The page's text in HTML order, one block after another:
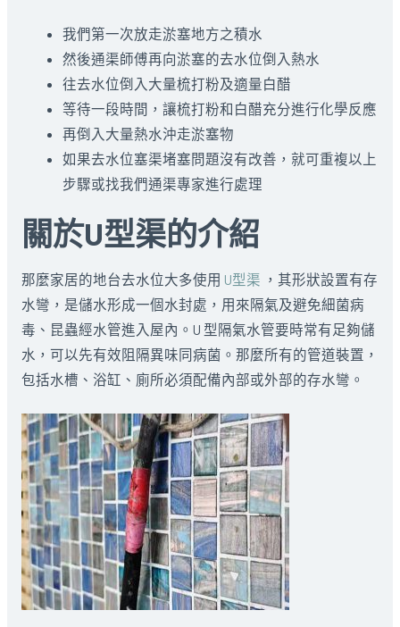
我們第一次放走淤塞地方之積水
然後通渠師傅再向淤塞的去水位倒入熱水
往去水位倒入大量梳打粉及適量白醋
等待一段時間，讓梳打粉和白醋充分進行化學反應
再倒入大量熱水沖走淤塞物
如果去水位塞渠堵塞問題沒有改善，就可重複以上
步驟或找我們通渠專家進行處理
關於U型渠的介紹
那麼家居的地台去水位大多使用 U型渠 ，其形狀設置有存
水彎，是儲水形成一個水封處，用來隔氣及避免細菌病
毒、昆蟲經水管進入屋內。U 型隔氣水管要時常有足夠儲
水，可以先有效阻隔異味同病菌。那麼所有的管道裝置，
包括水槽、浴缸、廁所必須配備內部或外部的存水彎。